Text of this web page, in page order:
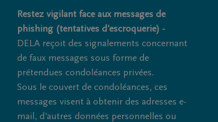
Restez vigilant face aux messages de
phishing (tentatives d'escroquerie) -
DELA reçoit des signalements concernant
de faux messages sous forme de
prétendues condoléances privées.
Sous le couvert de condoléances, ces
messages visent à obtenir des adresses e-
mail, d'autres données personnelles ou